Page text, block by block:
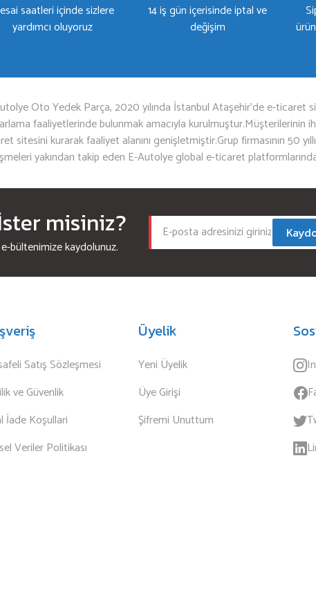
saatleri içinde sizlere
yardımcı oluyoruz
14 iş gün içerisinde iptal ve
değişim
Oto Yedek Parça, 2020 yılında İstanbul Ataşehir’de e-ticaret
faaliyetlerinde bulunmak amacıyla kurulmuştur.Müşterilerinin
sitesini kurarak faaliyet alanını genişletmiştir.Grup firmasının 50
yakından takip eden E-Autolye global e-ticaret
misiniz?
bültenimize kaydolunuz.
Satış Sözleşmesi
ve Güvenlik
İade Koşullari
Veriler Politikası
Üyelik
Yeni Üyelik
Üye Girişi
Şifremi Unuttum